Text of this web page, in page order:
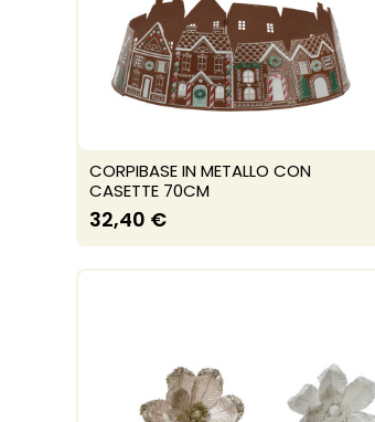
CORPIBASE IN METALLO CON
CASETTE 70CM
32,40 €